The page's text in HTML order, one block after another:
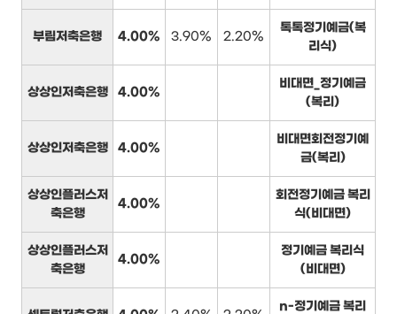
부림저축은행 4.00% 3.90% 2.20%
톡톡정기예금(복
리식)
상상인저축은행 4.00%
비대면_정기예금
(복리)
상상인저축은행 4.00%
비대면회전정기예
금(복리)
상상인플러스저
축은행
4.00%
회전정기예금 복리
식(비대면)
상상인플러스저
축은행
4.00%
정기예금 복리식
(비대면)
n-정기예금 복리